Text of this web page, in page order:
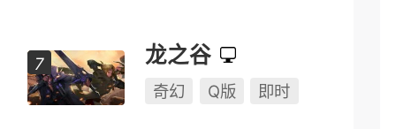
龙之谷
奇幻 Q版 即时